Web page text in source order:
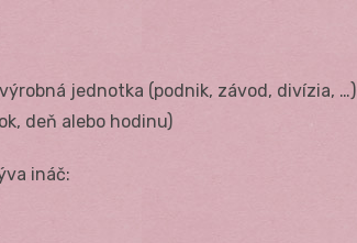
jednotka (podnik, závod, divízia, …)
deň alebo hodinu)
ináč: